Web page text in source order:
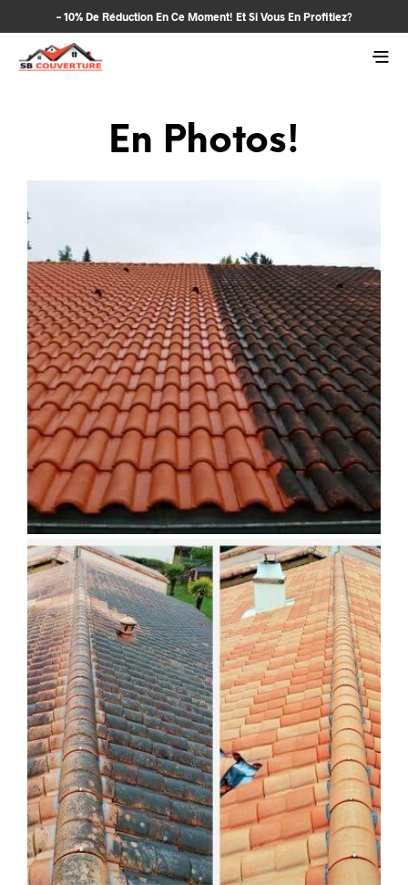
– 10% De Réduction En Ce Moment! Et Si Vous En Profitiez?
En Photos!